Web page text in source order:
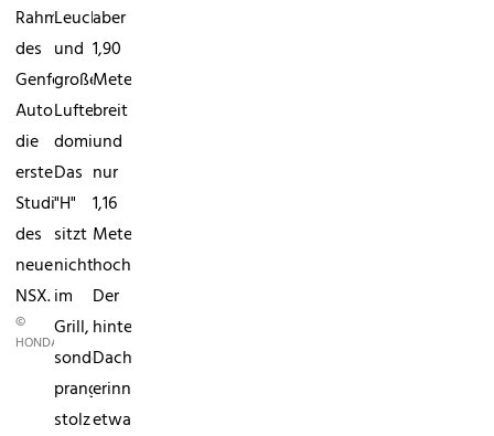
Rahmen
des
Genfer
Automobilsalon
die
erste
Studie
des
neuen
NSX.
©
HONDA
Leuchtbänder
und
große
Lufteinlässe
dominieren.
Das
"H"
sitzt
nicht
im
Grill,
sondern
prangt
stolz
aber
1,90
Meter
breit
und
nur
1,16
Meter
hoch.
Der
hintere
Dachverlauf
erinnert
etwas